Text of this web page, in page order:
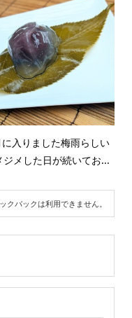
に入りました梅雨らしい
ジメした日が続いてお...
クバックは利用できません。